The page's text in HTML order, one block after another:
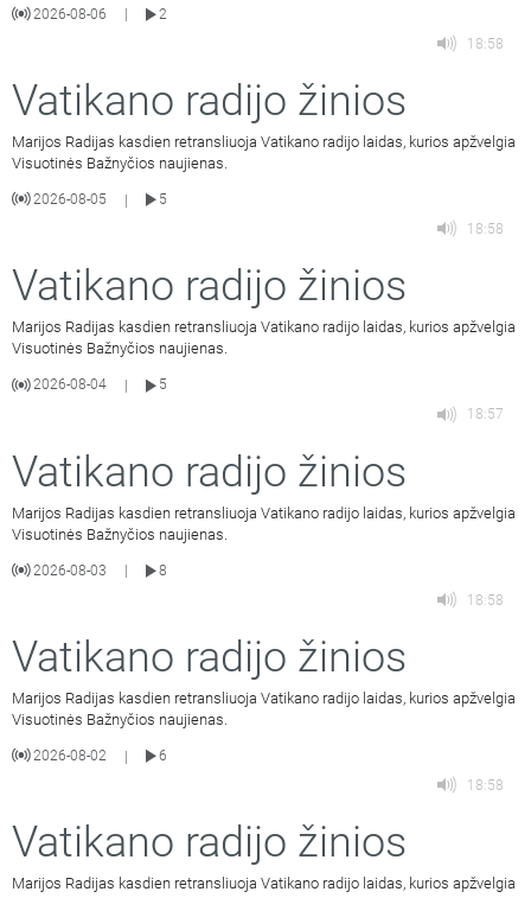
2026-08-06
2
18:58
Vatikano radijo žinios
Marijos Radijas kasdien retransliuoja Vatikano radijo laidas, kurios apžvelgia
Visuotinės Bažnyčios naujienas.
2026-08-05 |
5
18:58
Vatikano radijo žinios
Marijos Radijas kasdien retransliuoja Vatikano radijo laidas, kurios apžvelgia
Visuotinės Bažnyčios naujienas.
2026-08-04
5
18:57
Vatikano radijo žinios
Marijos Radijas kasdien retransliuoja Vatikano radijo laidas, kurios apžvelgia
Visuotinės Bažnyčios naujienas.
2026-08-03
8
18:58
Vatikano radijo žinios
Marijos Radijas kasdien retransliuoja Vatikano radijo laidas, kurios apžvelgia
Visuotinės Bažnyčios naujienas.
2026-08-02 |
6
18:58
Vatikano radijo žinios
Marijos Radijas kasdien retransliuoja Vatikano radijo laidas, kurios apžvelgia